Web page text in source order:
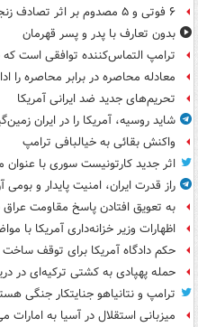
۶ فوتی و ۵ مصدوم بر اثر تصادف زنجیره‌ای
بدون تعارف با پدر و پسر قهرمان
ترامپ التماس‌کننده توافقی است که
معادله محاصره در برابر محاصره را
تحریم‌های جدید ضد ایرانی آمریکا
شاید روسیه، آمریکا را در ایران
واکنش بقائی به خیالبافی ترامپ
اثر جدید کارتونیست سوری با عنوان
راز قدرت ایران، امنیت پایدار و
به تعویق افتادن پاسخ مقاومت
اظهارات وزیر خزانه‌داری آمریکا
حکم دادگاه آمریکا برای توقف
حمله پهپادی به کشتی ترکیه‌ای در
ترامپ و نتانیاهو جنایتکار جنگی
میزبانی استقلال در آسیا به امارات